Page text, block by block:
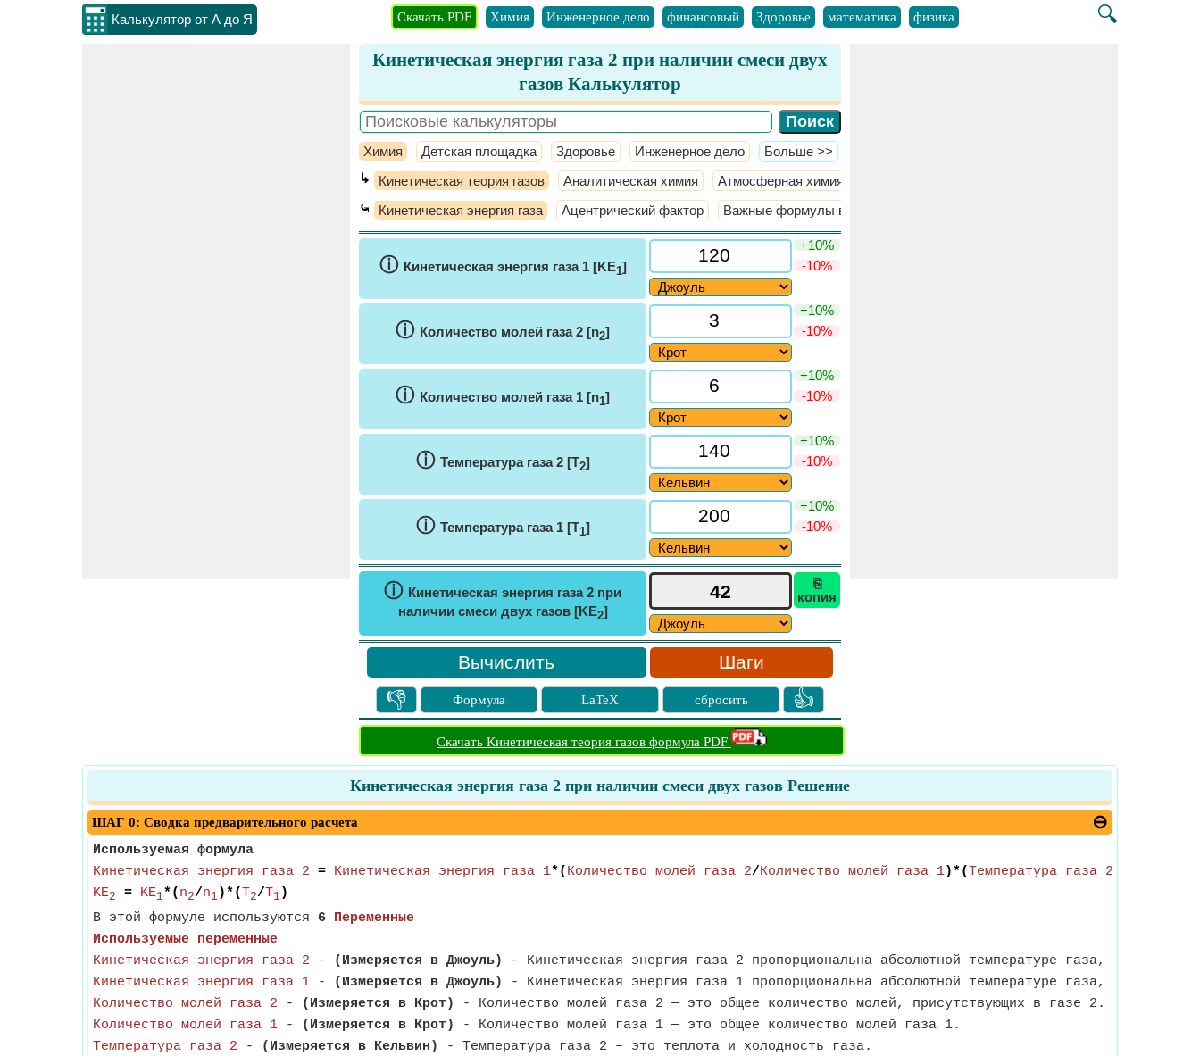
Калькулятор от А до Я 🔍
Скачать PDF Химия Инженерное дело финансовый Здоровье математика физика
Кинетическая энергия газа 2 при наличии смеси двух
газов Калькулятор
Химия Детская площадка Здоровье Инженерное дело ​Больше >>
↳ Кинетическая теория газов Аналитическая химия Атмосферная химия
⤿ Кинетическая энергия газа Ацентрический фактор Важные формулы в 1D
ⓘ Кинетическая энергия газа 1 [KE1]
+10%
-10%
ⓘ Количество молей газа 2 [n2]
+10%
-10%
ⓘ Количество молей газа 1 [n1]
+10%
-10%
ⓘ Температура газа 2 [T2]
+10%
-10%
ⓘ Температура газа 1 [T1]
+10%
-10%
ⓘ Кинетическая энергия газа 2 при
наличии смеси двух газов [KE2]
⎘
копия
Шаги
👎 Формула LaTeX сбросить 👍
Скачать Кинетическая теория газов формула PDF
Кинетическая энергия газа 2 при наличии смеси двух газов Решение
ШАГ 0: Сводка предварительного расчета
Используемая формула
Кинетическая энергия газа 2 = Кинетическая энергия газа 1*( Количество молей газа 2/Количество молей газа 1)*(Температура газа 2
KE2 = KE1*( n2/n1 )*(T2/T1 )
В этой формуле используются 6
Переменные
Используемые переменные
Кинетическая энергия газа 2 - (Измеряется в Джоуль)
- Кинетическая энергия газа 2 пропорциональна абсолютной температуре газа, и все
Кинетическая энергия газа 1 - (Измеряется в Джоуль)
- Кинетическая энергия газа 1 пропорциональна абсолютной температуре газа, и все
Количество молей газа 2 - (Измеряется в Крот)
- Количество молей газа 2 — это общее количество молей, присутствующих в газе 2.
Количество молей газа 1 - (Измеряется в Крот)
- Количество молей газа 1 — это общее количество молей газа 1.
Температура газа 2 - (Измеряется в Кельвин)
- Температура газа 2 – это теплота и холодность газа.